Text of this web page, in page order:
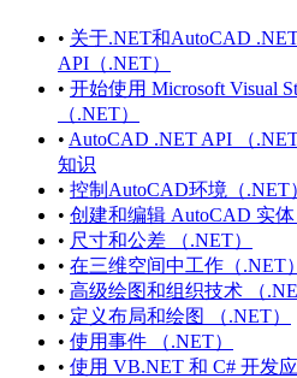
相关 AutoCAD
（.NET）
有关 Microsoft
定义项目中的组
每个文档数
（.NET）
使用 Microsoft
Projects （.NET）
创建新项
打开现有
案 （.NET）
保存项目
（.NET）
• 关于.NET和AutoCAD
API（.NET）
• 开始使用 Microsoft Visual
（.NET）
• AutoCAD .NET API （
知识
• 控制AutoCAD环境（.NET
• 创建和编辑 AutoCAD 实体
• 尺寸和公差 （.NET）
• 在三维空间中工作（.NET）
• 高级绘图和组织技术 （
• 定义布局和绘图 （.NET）
• 使用事件 （.NET）
• 使用 VB.NET 和 C# 开发